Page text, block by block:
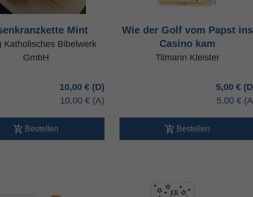
Mint
Katholisches Bibelwerk
GmbH
10,00 €
10,00 €
Bestellen
Wie der Golf vom Papst ins
Casino kam
Tilmann Kleister
5,00 €
5,00 €
Bestellen